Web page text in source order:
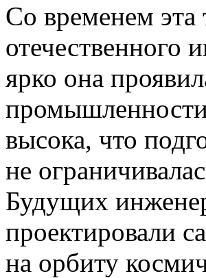
Со временем эта
отечественного
ярко она
высока, что
не
Будущих
проектировали
на орбиту